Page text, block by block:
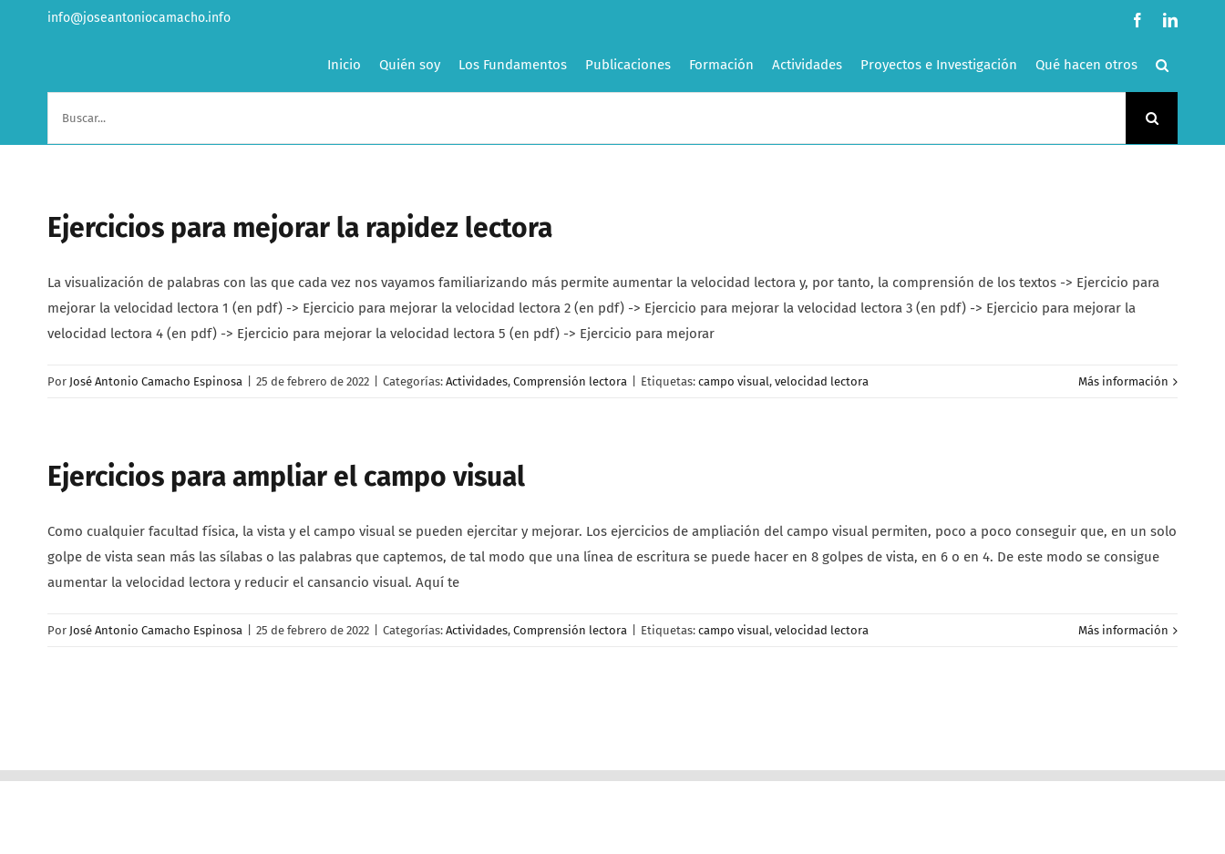
info@joseantoniocamacho.info Facebook
Inicio Quién soy Los Fundamentos Publicaciones Formación Actividades Proyectos e Investigación Qué hacen otros
Ejercicios para mejorar la rapidez lectora
La visualización de palabras con las que cada vez nos vayamos familiarizando más permite aumentar la velocidad lectora y, por tanto, la comprensión de los textos -> Ejercicio para
mejorar la velocidad lectora 1 (en pdf) -> Ejercicio para mejorar la velocidad lectora 2 (en pdf) -> Ejercicio para mejorar la velocidad lectora 3 (en pdf) -> Ejercicio para mejorar la
velocidad lectora 4 (en pdf) -> Ejercicio para mejorar la velocidad lectora 5 (en pdf) -> Ejercicio para mejorar
Por José Antonio Camacho Espinosa 25 de febrero de 2022 Categorías: Actividades, Comprensión lectora Etiquetas: campo visual, velocidad lectora Más información
Ejercicios para ampliar el campo visual
Como cualquier facultad física, la vista y el campo visual se pueden ejercitar y mejorar. Los ejercicios de ampliación del campo visual permiten, poco a poco conseguir que, en un solo
golpe de vista sean más las sílabas o las palabras que captemos, de tal modo que una línea de escritura se puede hacer en 8 golpes de vista, en 6 o en 4. De este modo se consigue
aumentar la velocidad lectora y reducir el cansancio visual. Aquí te
Por José Antonio Camacho Espinosa 25 de febrero de 2022 Categorías: Actividades, Comprensión lectora Etiquetas: campo visual, velocidad lectora Más información